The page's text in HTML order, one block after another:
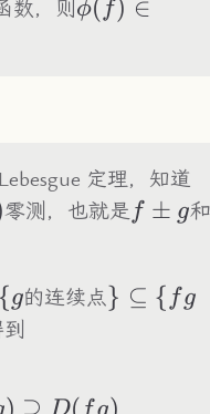
数，则 ϕ( f) ∈
定理，知道
零测，也就是 f\pm
f ± g和
{g的连续点} ⊆ { fg
) ⊇ ( )